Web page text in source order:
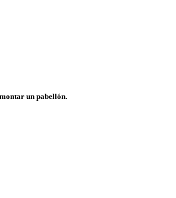
un pabellón.